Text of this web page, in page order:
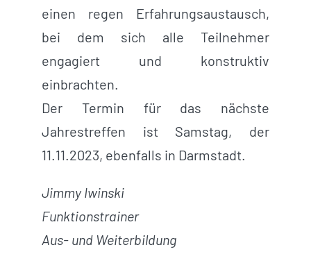
einen regen Erfahrungsaustausch,
bei dem sich alle Teilnehmer
engagiert und konstruktiv
einbrachten.
Der Termin für das nächste
Jahrestreffen ist Samstag, der
11.11.2023, ebenfalls in Darmstadt.
Jimmy Iwinski
Funktionstrainer
Aus- und Weiterbildung